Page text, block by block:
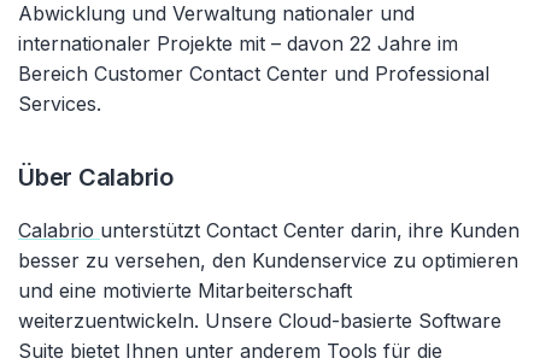
Abwicklung und Verwaltung nationaler und
internationaler Projekte mit – davon 22 Jahre im
Bereich Customer Contact Center und Professional
Services.
Über Calabrio
Calabrio unterstützt Contact Center darin, ihre Kunden
besser zu versehen, den Kundenservice zu optimieren
und eine motivierte Mitarbeiterschaft
weiterzuentwickeln. Unsere Cloud-basierte Software
Suite bietet Ihnen unter anderem Tools für die